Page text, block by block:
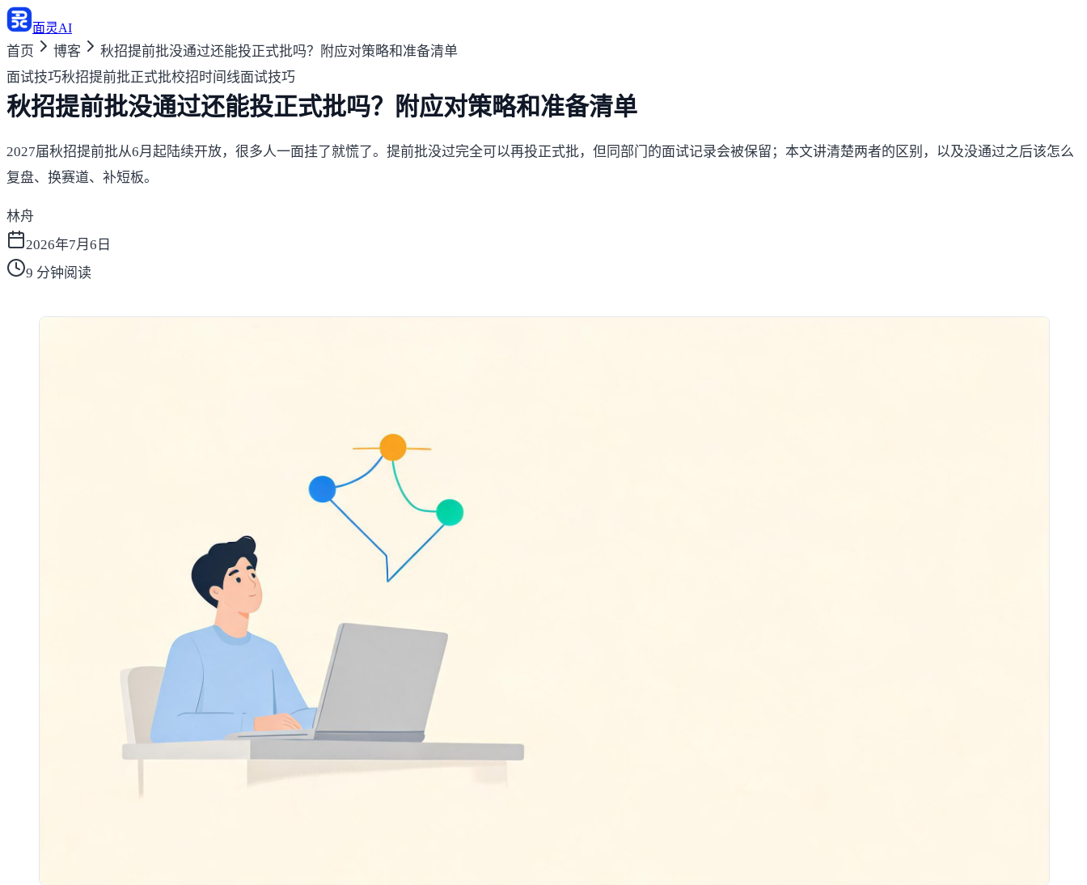
面灵AI
首页 博客
秋招提前批没通过还能投正式批吗？附应对策略和准备清单
面试技巧秋招提前批正式批校招时间线面试技巧
秋招提前批没通过还能投正式批吗？附应对策略和准备清单
2027届秋招提前批从6月起陆续开放，很多人一面挂了就慌了。提前批没过完全可以再投正式批，但同部门的面试记录会被保留；本文讲清楚两者的区别，以及没通过之后该怎么
复盘、换赛道、补短板。
林舟
2026年7月6日
9 分钟阅读